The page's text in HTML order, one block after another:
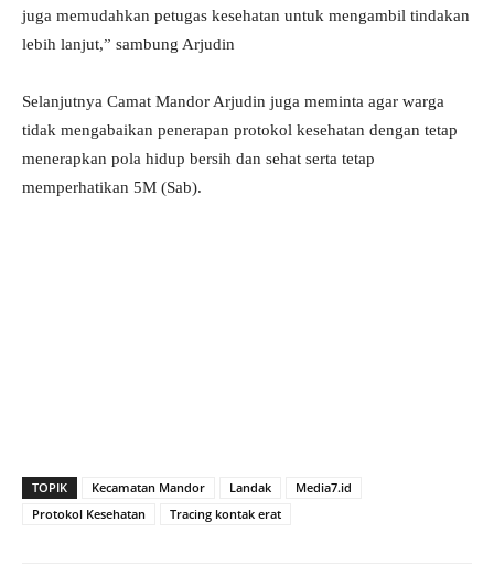
juga memudahkan petugas kesehatan untuk mengambil tindakan
lebih lanjut,” sambung Arjudin
Selanjutnya Camat Mandor Arjudin juga meminta agar warga
tidak mengabaikan penerapan protokol kesehatan dengan tetap
menerapkan pola hidup bersih dan sehat serta tetap
memperhatikan 5M (Sab).
TOPIK Kecamatan Mandor Landak
Media7.id
Protokol Kesehatan
Tracing kontak erat